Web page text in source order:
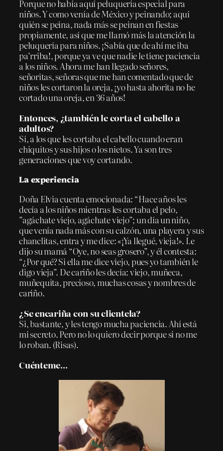
Porque no había aquí peluquería especial para
niños. Y como venía de México y peinando; aquí
quién se peina, nada más se peinan en fiestas
propiamente, así que me llamó más la atención la
peluquería para niños. ¡Sabía que de ahí me iba
pa’rriba!, porque ya ve que nadie le tiene paciencia
a los niños. Ahora me han llegado señores,
señoritas, señoras que me han comentado que de
niños les cortaron la oreja, ¡yo hasta ahorita no he
cortado una oreja, en 36 años!
Entonces, ¿también le corta el cabello a
adultos?
Sí, a los que les cortaba el cabello cuando eran
chiquitos y sus hijos o los nietos. Ya son tres
generaciones que voy cortando.
La experiencia
Doña Elvia cuenta emocionada: “Hace años les
decía a los niños mientras les cortaba el pelo,
”agáchate viejo, agáchate viejo”; un día un niño,
que venía nada más con su calzón, una playera y sus
chanclitas, entra y me dice: «¡Ya llegué, vieja!». Le
dijo su mamá “Oye, no seas grosero”, y él contesta:
“¿Por qué? Si ella me dice viejo, pues yo también le
digo vieja”. De cariño les decía: viejo, muñeca,
muñequita, precioso, muchas cosas y nombres de
cariño.
¿Se encariña con su clientela?
Si, bastante, y les tengo mucha paciencia. Ahí está
mi secreto. Pero no lo quiero decir porque si no me
lo roban. (Risas).
Cuénteme…